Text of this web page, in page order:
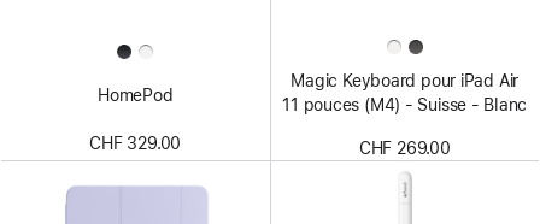
HomePod
CHF 329.00
Magic Keyboard pour iPad Air
11 pouces (M4) - Suisse - Blanc
CHF 269.00